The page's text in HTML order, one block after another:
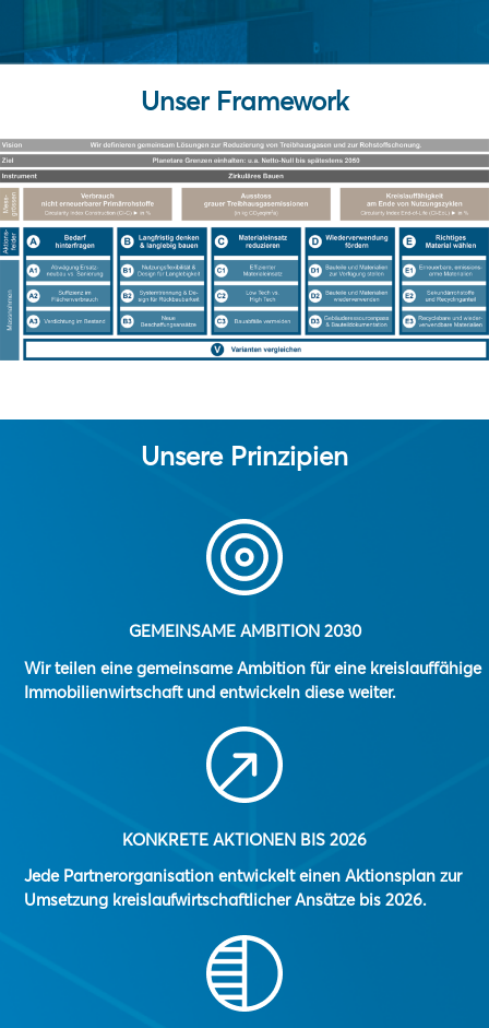
Unser Framework
Unsere Prinzipien
GEMEINSAME AMBITION 2030
Wir teilen eine gemeinsame Ambition für eine kreislauffähige
Immobilienwirtschaft und entwickeln diese weiter.
KONKRETE AKTIONEN BIS 2026
Jede Partnerorganisation entwickelt einen Aktionsplan zur
Umsetzung kreislaufwirtschaftlicher Ansätze bis 2026.